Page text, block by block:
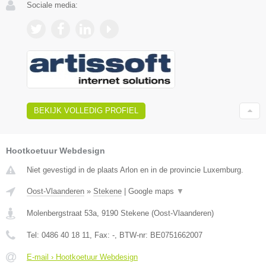
Sociale media:
BEKIJK VOLLEDIG PROFIEL
Hootkoetuur Webdesign
Niet gevestigd in de plaats Arlon en in de provincie Luxemburg.
Oost-Vlaanderen » Stekene | Google maps ▼
Molenbergstraat 53a 9190 Stekene (Oost-Vlaanderen)
Tel: 0486 40 18 11 , Fax: - , BTW-nr: BE0751662007
E-mail › Hootkoetuur Webdesign